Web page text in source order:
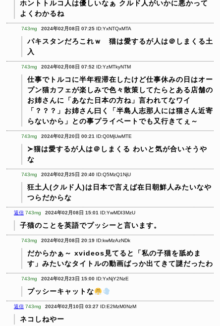
ホントトルコ人は優しいなぁ クルド人がいかに悪かって
よくわかるね
743mg 2024年02月08日 07:25 ID:YxNTQxMTA
パキスタンだろこれｗ 猫は愛するが人は＠しまくる土
入
743mg 2024年02月08日 07:52 ID:YzMTkyNTM
仕事でトルコに半年程滞在したけど仕事休みの日はオー
プン猫カフェが楽しみで色々散策してたらとある店舗の
お姉さんに「あなた日本の方ね」言われてなワイ
「？？？」お姉さん曰く「半島人志那人には猫さん近寄
らないから」との事プライベートでも又行きてぇ～
743mg 2024年02月20日 00:21 ID:Q0MjUwMTE
≻猫は愛するが人は＠しまくる わいと気が合いそうや
な
743mg 2024年02月25日 20:40 ID:Q5MzQ1NjU
狂土人(クルド人)は日本で言えば在日朝鮮人みたいなや
つらだからな
返信 743mg 2024年02月08日 15:01 ID:YwMDI3MzU
子猫のことを英語でプッシーと言います。
743mg 2024年02月08日 20:19 ID:kwMzAzNDk
だからかぁ～ xvideos見てると「私の子猫を舐めま
す」みたいなタイトルの動画ばっか出てきて謎だったわ
743mg 2024年02月23日 15:00 ID:YxNjY2NzE
プッシーキャットな
返信 743mg 2024年02月10日 03:27 ID:E2MzM0NzM
ネコしねやー